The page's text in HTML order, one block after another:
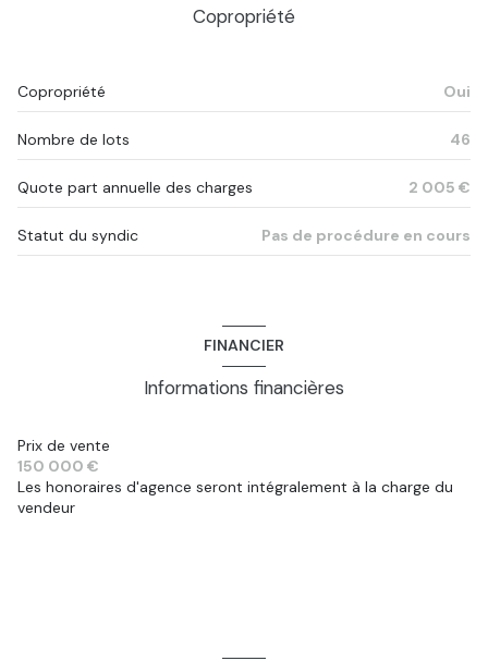
cuisine séparée (équipée)
cave
Copropriété
Copropriété Oui
Nombre de lots 46
Quote part annuelle des charges 2 005 €
Statut du syndic Pas de procédure en cours
FINANCIER
Informations financières
Prix de vente
150 000 €
Les honoraires d'agence seront intégralement à la charge du
vendeur